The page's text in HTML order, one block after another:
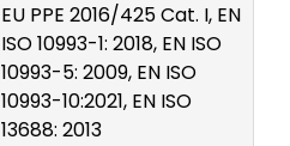
EU PPE 2016/425 Cat. I, EN
ISO 10993-1: 2018, EN ISO
10993-5: 2009, EN ISO
10993-10:2021, EN ISO
13688: 2013